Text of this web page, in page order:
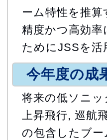
ーム特性を推
精度かつ高効
ためにJSSを活
今年度の成
将来の低ソニ
上昇飛行, 巡航
の包含したブ